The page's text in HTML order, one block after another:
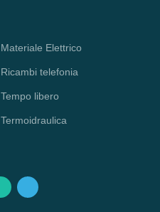
Materiale Elettrico
Ricambi telefonia
Tempo libero
Termoidraulica